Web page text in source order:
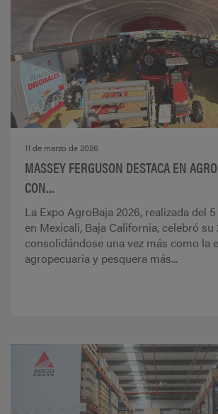
11 de marzo de 2026
MASSEY FERGUSON DESTACA EN
CON...
La Expo AgroBaja 2026, realizada del
en Mexicali, Baja California, celebró su
consolidándose una vez más como la
agropecuaria y pesquera más...